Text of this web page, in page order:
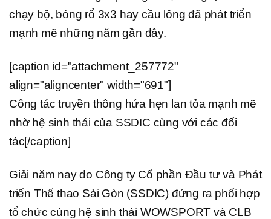
chạy bộ, bóng rổ 3x3 hay cầu lông đã phát triển
mạnh mẽ những năm gần đây.
[caption id="attachment_257772"
align="aligncenter" width="691"]
Công tác truyền thông hứa hẹn lan tỏa mạnh mẽ
nhờ hệ sinh thái của SSDIC cùng với các đối
tác[/caption]
Giải năm nay do Công ty Cổ phần Đầu tư và Phát
triển Thể thao Sài Gòn (SSDIC) đứng ra phối hợp
tổ chức cùng hệ sinh thái WOWSPORT và CLB